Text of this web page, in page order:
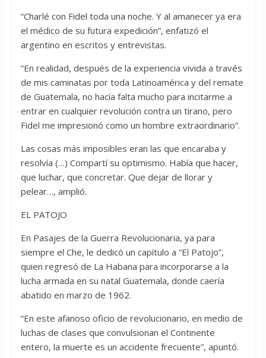
“Charlé con Fidel toda una noche. Y al amanecer ya era
el médico de su futura expedición”, enfatizó el
argentino en escritos y entrevistas.
“En realidad, después de la experiencia vivida a través
de mis caminatas por toda Latinoamérica y del remate
de Guatemala, no hacía falta mucho para incitarme a
entrar en cualquier revolución contra un tirano, pero
Fidel me impresionó como un hombre extraordinario”.
Las cosas más imposibles eran las que encaraba y
resolvía (…) Compartí su optimismo. Había que hacer,
que luchar, que concretar. Que dejar de llorar y
pelear…, amplió.
EL PATOJO
En Pasajes de la Guerra Revolucionaria, ya para
siempre el Che, le dedicó un capítulo a “El Patojo”,
quien regresó de La Habana para incorporarse a la
lucha armada en su natal Guatemala, donde caería
abatido en marzo de 1962.
“En este afanoso oficio de revolucionario, en medio de
luchas de clases que convulsionan el Continente
entero, la muerte es un accidente frecuente”, apuntó.